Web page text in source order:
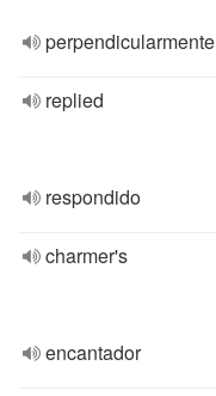
perpendicularmente
replied
respondido
charmer's
encantador